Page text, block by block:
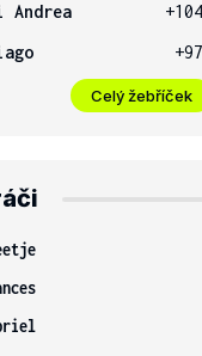
Andrea
Celý žebříček